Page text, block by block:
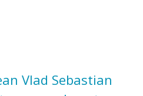
Vlad Sebastian